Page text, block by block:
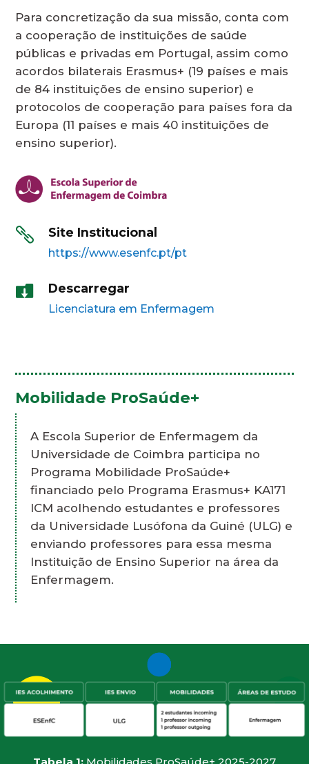
Para concretização da sua missão, conta com
a cooperação de instituições de saúde
públicas e privadas em Portugal, assim como
acordos bilaterais Erasmus+ (19 países e mais
de 84 instituições de ensino superior) e
protocolos de cooperação para países fora da
Europa (11 países e mais 40 instituições de
ensino superior).
 Site Institucional
https://www.esenfc.pt/pt
 Descarregar
Licenciatura em Enfermagem
Mobilidade ProSaúde+
A Escola Superior de Enfermagem da
Universidade de Coimbra participa no
Programa Mobilidade ProSaúde+
financiado pelo Programa Erasmus+ KA171
ICM acolhendo estudantes e professores
da Universidade Lusófona da Guiné (ULG) e
enviando professores para essa mesma
Instituição de Ensino Superior na área da
Enfermagem.